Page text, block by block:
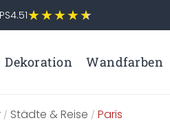
4.51
Dekoration Wandfarben
/ Städte & Reise / Paris